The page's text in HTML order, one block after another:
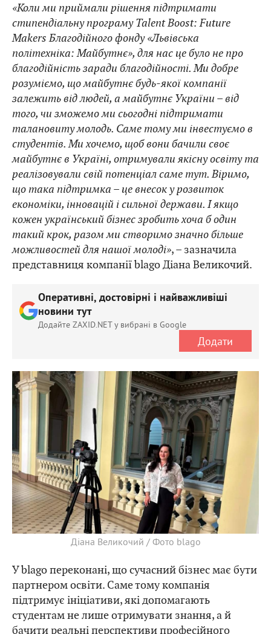
«Коли ми приймали рішення підтримати
стипендіальну програму Talent Boost: Future
Makers Благодійного фонду «Львівська
політехніка: Майбутнє», для нас це було не про
благодійність заради благодійності. Ми добре
розуміємо, що майбутнє будь-якої компанії
залежить від людей, а майбутнє України – від
того, чи зможемо ми сьогодні підтримати
талановиту молодь. Саме тому ми інвестуємо в
студентів. Ми хочемо, щоб вони бачили своє
майбутнє в Україні, отримували якісну освіту та
реалізовували свій потенціал саме тут. Віримо,
що така підтримка – це внесок у розвиток
економіки, інновацій і сильної держави. І якщо
кожен український бізнес зробить хоча б один
такий крок, разом ми створимо значно більше
можливостей для нашої молоді», – зазначила
представниця компанії blago Діана Великочий.
Оперативні, достовірні і найважливіші
новини тут
Додайте ZAXID.NET у вибрані в Google
Додати
Діана Великочий / Фото blago
У blago переконані, що сучасний бізнес має бути
партнером освіти. Саме тому компанія
підтримує ініціативи, які допомагають
студентам не лише отримувати знання, а й
бачити реальні перспективи професійного